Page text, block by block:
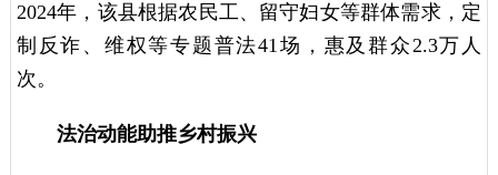
2024年，该县根据农民工、留守妇女等群体需求，定
制反诈、维权等专题普法41场，惠及群众2.3万人
次。
法治动能助推乡村振兴